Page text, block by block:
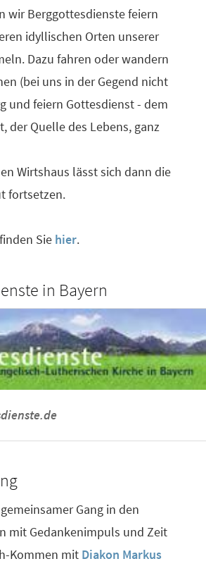
wir Berggottesdienste feiern
idyllischen Orten unserer
Dazu fahren oder wandern
(bei uns in der Gegend nicht
und feiern Gottesdienst - dem
der Quelle des Lebens, ganz
Wirtshaus lässt sich dann die
fortsetzen.
Sie hier.
in Bayern
Gang in den
mit Gedankenimpuls und Zeit
Kommen mit Diakon Markus